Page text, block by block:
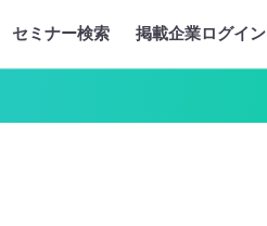
セミナー検索 掲載企業ログイン